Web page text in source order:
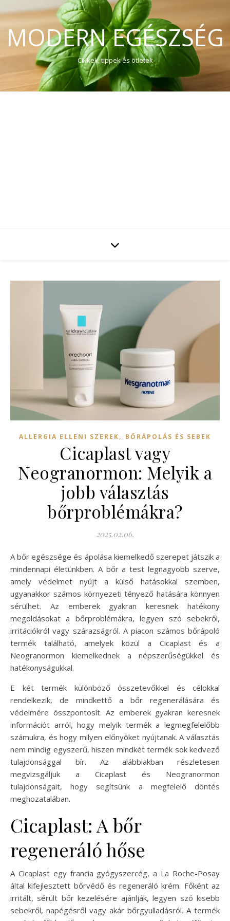
MODERN EGÉSZSÉG
Cikkek, tippek és ötletek
ALLERGIA ELLENI SZEREK, BŐRÁPOLÁS ÉS SEBEK
Cicaplast vagy
Neogranormon: Melyik a
jobb választás
bőrproblémákra?
2025.02.06.
A bőr egészsége és ápolása kiemelkedő szerepet játszik a
mindennapi életünkben. A bőr a test legnagyobb szerve,
amely védelmet nyújt a külső hatásokkal szemben,
ugyanakkor számos környezeti tényező hatására könnyen
sérülhet. Az emberek gyakran keresnek hatékony
megoldásokat a bőrproblémákra, legyen szó sebekről,
irritációkról vagy szárazságról. A piacon számos bőrápoló
termék található, amelyek közül a Cicaplast és a
Neogranormon kiemelkednek a népszerűségükkel és
hatékonyságukkal.
E két termék különböző összetevőkkel és célokkal
rendelkezik, de mindkettő a bőr regenerálására és
védelmére összpontosít. Az emberek gyakran keresnek
információt arról, hogy melyik termék a legmegfelelőbb
számukra, és hogy milyen előnyöket nyújtanak. A választás
nem mindig egyszerű, hiszen mindkét termék sok kedvező
tulajdonsággal bír. Az alábbiakban részletesen
megvizsgáljuk a Cicaplast és Neogranormon
tulajdonságait, hogy segítsünk a megfelelő döntés
meghozatalában.
Cicaplast: A bőr
regeneráló hőse
A Cicaplast egy francia gyógyszercég, a La Roche-Posay
által kifejlesztett bőrvédő és regeneráló krém. Főként az
irritált, sérült bőr kezelésére ajánlják, legyen szó kisebb
sebekről, napégésről vagy akár bőrgyulladásról. A termék